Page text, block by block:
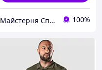
Майстерня Спецодягу LTM 100%